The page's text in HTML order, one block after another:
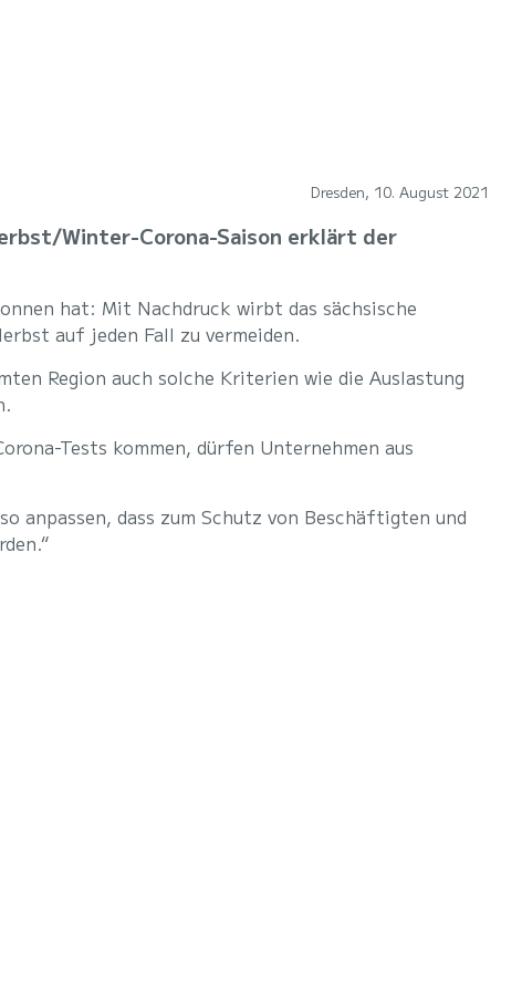
Dresden, 10. August 2021
Winter-Corona-Saison erklärt der
hat: Mit Nachdruck wirbt das sächsische
auf jeden Fall zu vermeiden.
Region auch solche Kriterien wie die Auslastung
Tests kommen, dürfen Unternehmen aus
anpassen, dass zum Schutz von Beschäftigten und